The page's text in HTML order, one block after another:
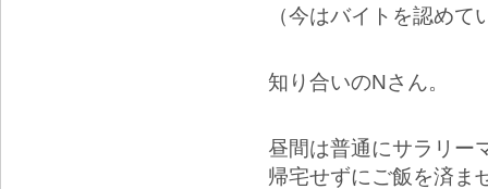
（今はバイトを認め
知り合いのNさん。
昼間は普通にサラリー
帰宅せずにご飯を済ま